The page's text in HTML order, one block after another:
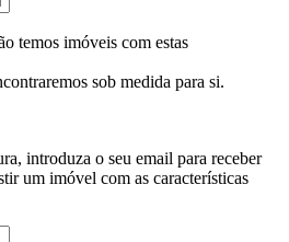
temos imóveis com estas
sob medida para si.
introduza o seu email para receber
um imóvel com as características